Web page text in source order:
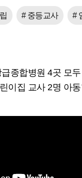
# 중등교사 #
병원 4곳 모두 대구에… 경북
이집 교사 2명 아